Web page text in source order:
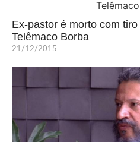
Ex-pastor é morto com
Telêmaco Borba
21/12/2015